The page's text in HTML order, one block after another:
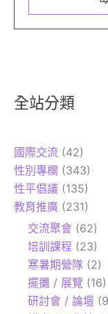
全站分類
國際交流 (42)
性別專欄 (343)
性平倡議 (135)
教育推廣 (231)
交流聚會 (62)
培訓課程 (23)
寒暑期營隊 (2)
擺攤 / 展覽 (16)
研討會 / 論壇